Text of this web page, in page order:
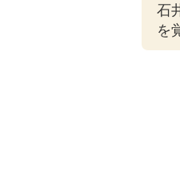
石
を